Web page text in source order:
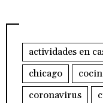
actividades en
chicago
coronavirus